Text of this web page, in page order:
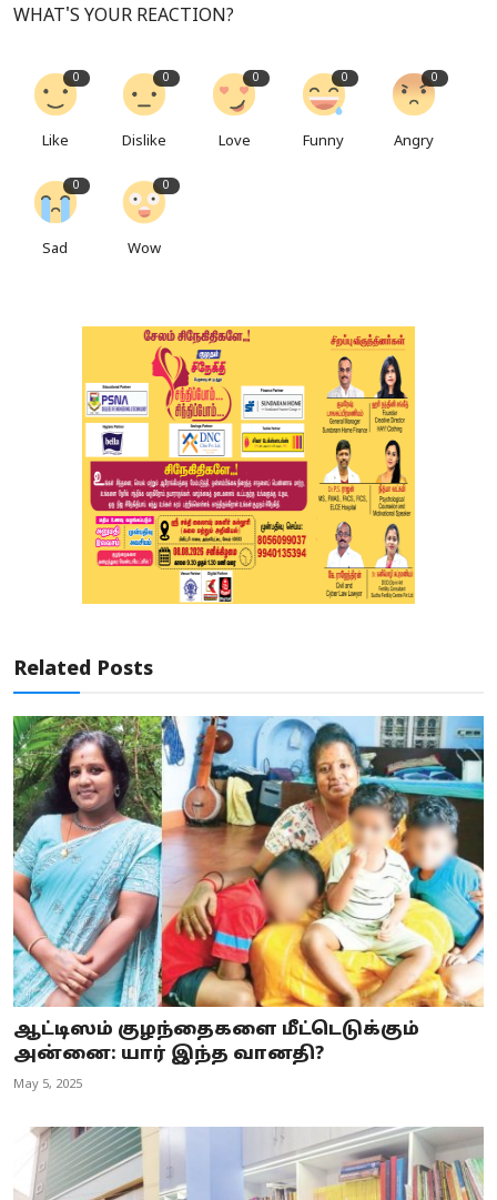
WHAT'S YOUR REACTION?
0
Like
0
Dislike
0
Love
0
Funny
0
Angry
0
Sad
0
Wow
Related Posts
ஆட்டிஸம் குழந்தைகளை மீட்டெடுக்கும்
அன்னை: யார் இந்த வானதி?
May 5, 2025